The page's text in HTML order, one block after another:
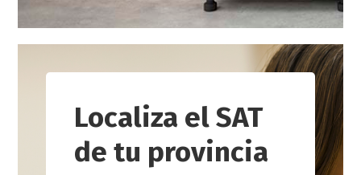
Localiza el SAT
de tu provincia